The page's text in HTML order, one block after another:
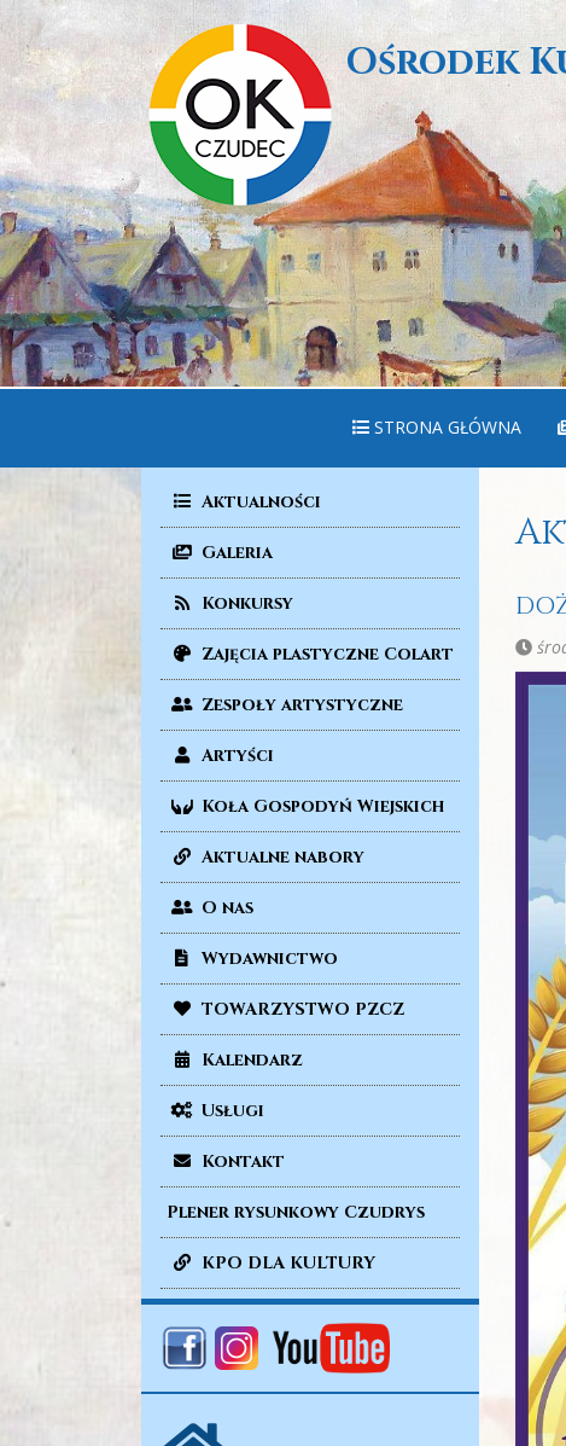
Ośrodek
STRONA GŁÓWNA
Aktualności
Galeria
Konkursy
Zajęcia plastyczne Colart
Zespoły artystyczne
Artyści
Koła Gospodyń Wiejskich
Aktualne nabory
O nas
Wydawnictwo
TOWARZYSTWO PZCZ
Kalendarz
Usługi
Kontakt
Plener rysunkowy Czudrys
KPO DLA KULTURY